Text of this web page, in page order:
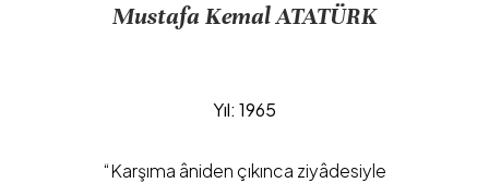
Mustafa Kemal ATATÜRK
Yıl: 1965
“Karşıma âniden çıkınca ziyâdesiyle